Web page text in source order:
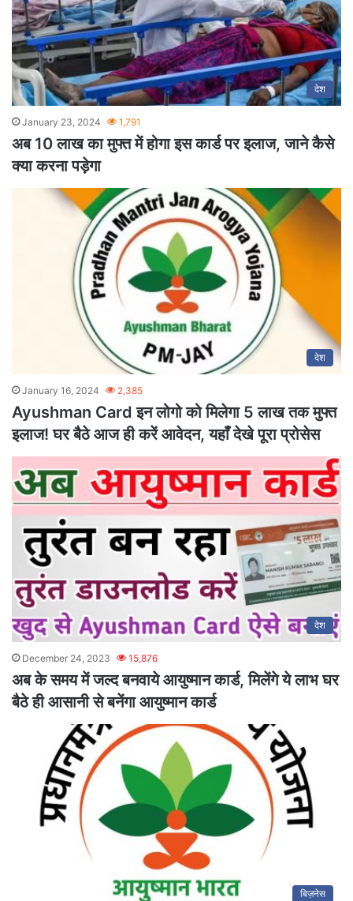
देश
January 23, 2024 1,791
अब 10 लाख का मुफ्त में होगा इस कार्ड पर इलाज, जाने कैसे
क्या करना पड़ेगा
देश
January 16, 2024 2,385
Ayushman Card इन लोगो को मिलेगा 5 लाख तक मुफ्त
इलाज! घर बैठे आज ही करें आवेदन, यहाँ देखे पूरा प्रोसेस
देश
December 24, 2023 15,876
अब के समय में जल्द बनवाये आयुष्मान कार्ड, मिलेंगे ये लाभ घर
बैठे ही आसानी से बनेंगा आयुष्मान कार्ड
बिज़नेस